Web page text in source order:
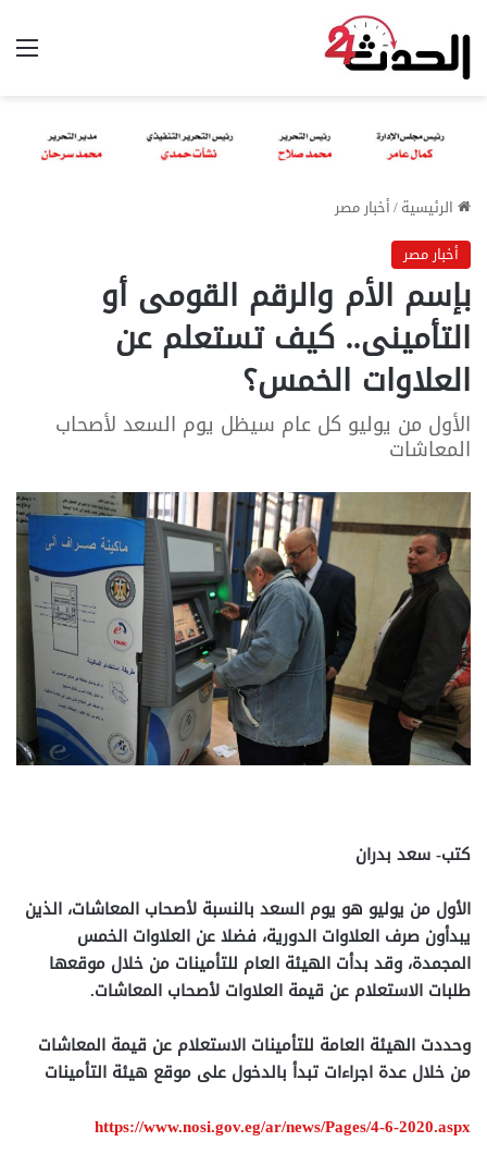
الرئيسية/أخبار مصر
أخبار مصر
بإسم الأم والرقم القومى أو
التأمينى.. كيف تستعلم عن
العلاوات الخمس؟
الأول من يوليو كل عام سيظل يوم السعد لأصحاب
المعاشات
كتب- سعد بدران
الأول من يوليو هو يوم السعد بالنسبة لأصحاب المعاشات، الذين
يبدأون صرف العلاوات الدورية، فضلا عن العلاوات الخمس
المجمدة، وقد بدأت الهيئة العام للتأمينات من خلال موقعها
طلبات الاستعلام عن قيمة العلاوات لأصحاب المعاشات.
وحددت الهيئة العامة للتأمينات الاستعلام عن قيمة المعاشات
من خلال عدة اجراءات تبدأ بالدخول على موقع هيئة التأمينات
https://www.nosi.gov.eg/ar/news/Pages/4-6-2020.aspx